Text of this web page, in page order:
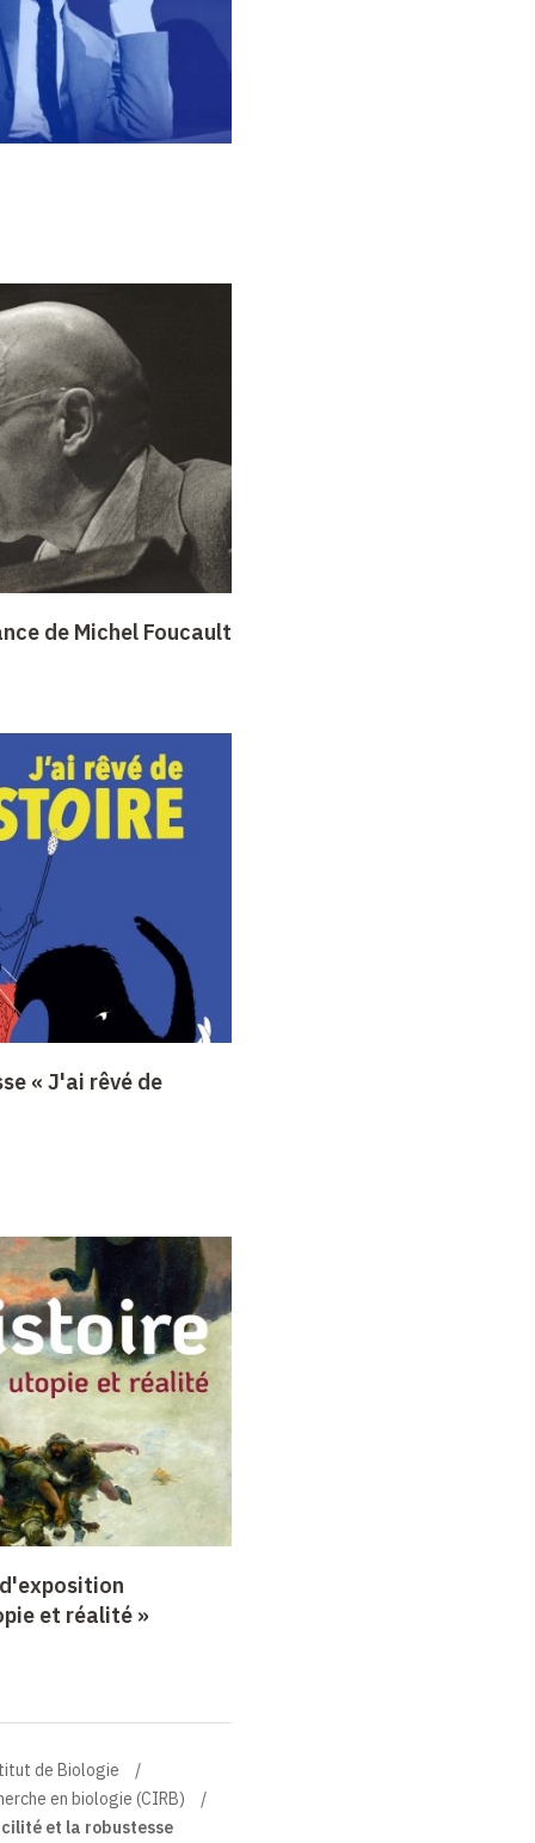
de Michel Foucault
« J'ai rêvé de
et réalité »
de Biologie
en biologie (CIRB)
et la robustesse